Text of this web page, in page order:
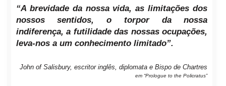
“A brevidade da nossa vida, as limitações dos
nossos sentidos, o torpor da nossa
indiferença, a futilidade das nossas ocupações,
leva-nos a um conhecimento limitado”.
John of Salisbury, escritor inglês, diplomata e Bispo de Chartres
em “Prologue to the Policratus”